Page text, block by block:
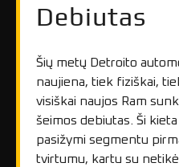
Debiutas
Šių metų Detroito
naujiena, tiek fiziškai,
visiškai naujos Ram
šeimos debiutas. Ši
pasižymi segmentu
tvirtumu, kartu su